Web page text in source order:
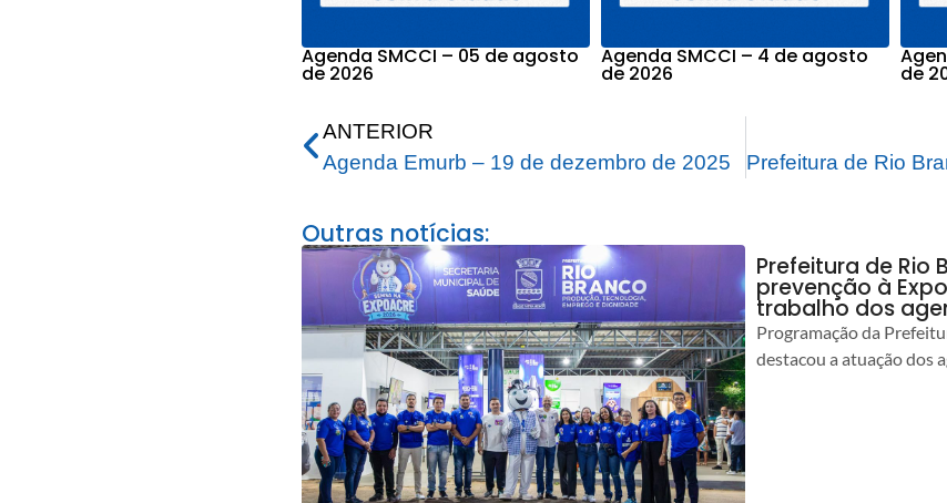
Agenda SMCCI – 05 de agosto
de 2026
Agenda SMCCI – 4 de agosto
de 2026 de
ANTERIOR
Agenda Emurb – 19 de dezembro de 2025
Outras notícias:
Prefeitura de Rio
prevenção à
trabalho dos
Programação da
destacou a atuação dos